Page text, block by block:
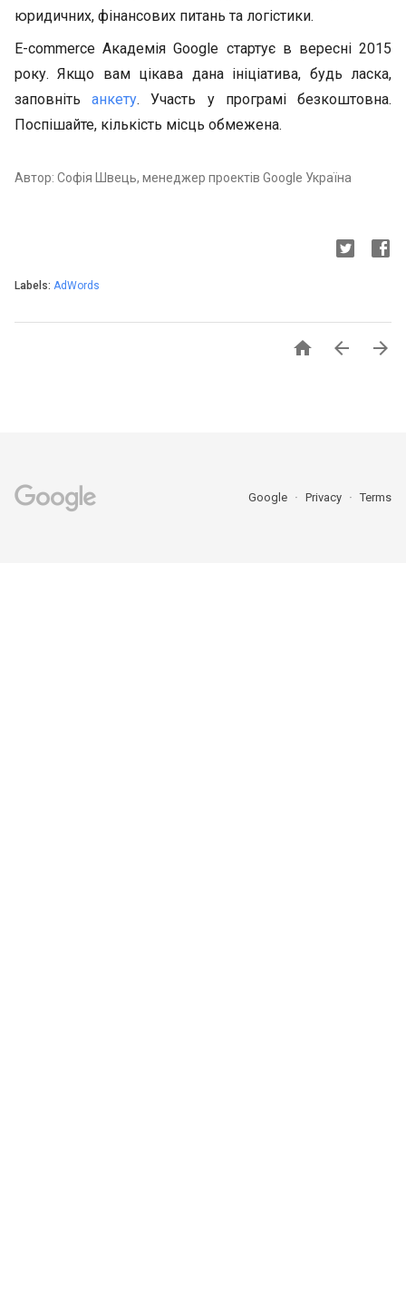
юридичних, фінансових питань та логістики.
E-commerce Академія Google стартує в вересні 2015
року. Якщо вам цікава дана ініціатива, будь ласка,
заповнітьанкету. Участь у програмі безкоштовна.
Поспішайте, кількість місць обмежена.
Автор: Софія Швець, менеджер проектів Google Україна
Labels: AdWords
  
Google Privacy Terms